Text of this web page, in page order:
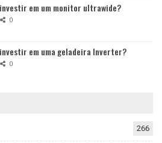
em um monitor ultrawide?
0
em uma geladeira Inverter?
0
266